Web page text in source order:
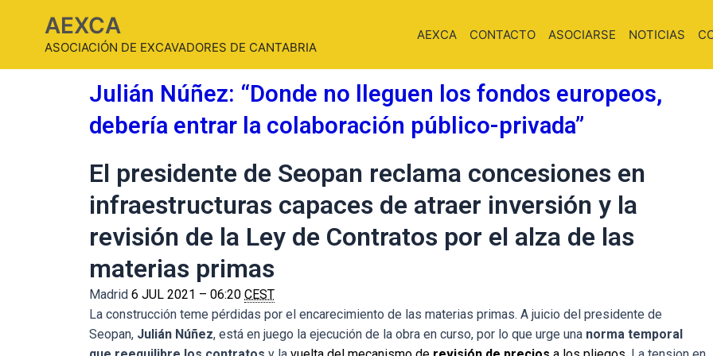
AEXCA
ASOCIACIÓN DE EXCAVADORES DE CANTABRIA
AEXCA CONTACTO ASOCIARSE NOTICIAS
Julián Núñez: “Donde no lleguen los fondos europeos,
debería entrar la colaboración público-privada”
El presidente de Seopan reclama concesiones en
infraestructuras capaces de atraer inversión y la
revisión de la Ley de Contratos por el alza de las
materias primas
Madrid 6 JUL 2021 – 06:20 CEST
La construcción teme pérdidas por el encarecimiento de las materias primas. A juicio del presidente de
Seopan, Julián Núñez, está en juego la ejecución de la obra en curso, por lo que urge una norma temporal